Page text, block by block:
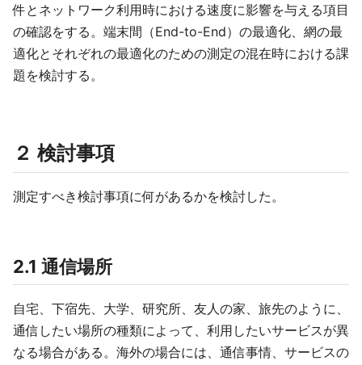
件とネットワーク利用時における速度に影響を与える項目
の確認をする。端末間（End-to-End）の最適化、網の最
適化とそれぞれの最適化のための測定の混在時における課
題を検討する。
２ 検討事項
測定すべき検討事項に何があるかを検討した。
2.1 通信場所
自宅、下宿先、大学、研究所、友人の家、旅先のように、
通信したい場所の種類によって、利用したいサービスが異
なる場合がある。海外の場合には、通信事情、サービスの